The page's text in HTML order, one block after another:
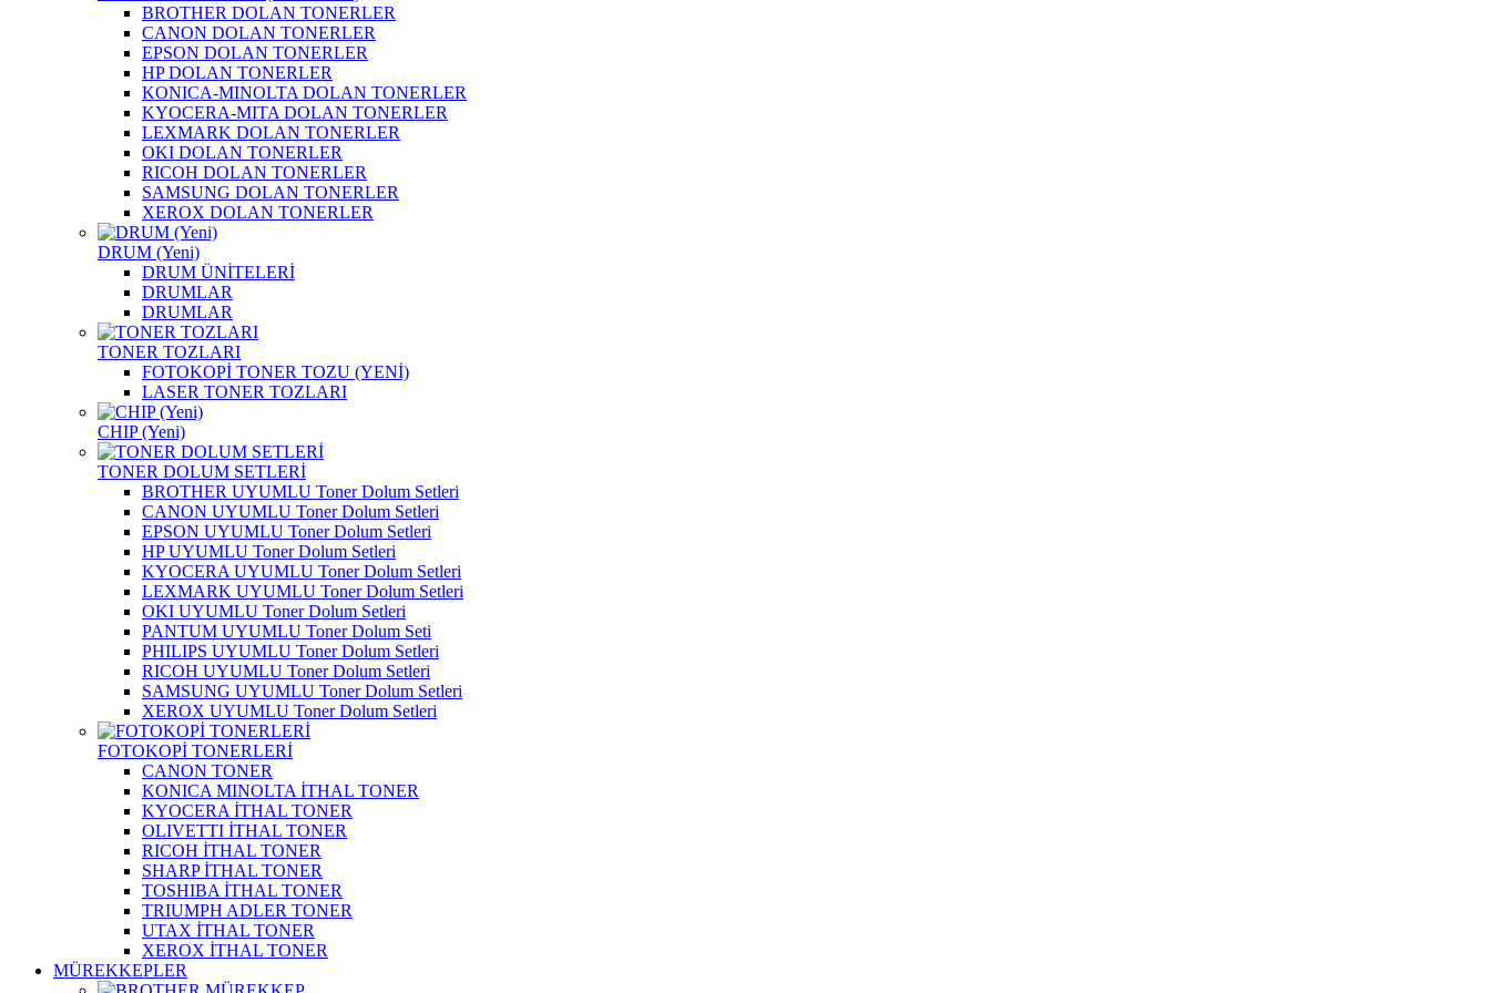
BROTHER DOLAN TONERLER
CANON DOLAN TONERLER
EPSON DOLAN TONERLER
HP DOLAN TONERLER
KONICA-MINOLTA DOLAN TONERLER
KYOCERA-MITA DOLAN TONERLER
LEXMARK DOLAN TONERLER
OKI DOLAN TONERLER
RICOH DOLAN TONERLER
SAMSUNG DOLAN TONERLER
XEROX DOLAN TONERLER
DRUM (Yeni)
DRUM ÜNİTELERİ
DRUMLAR
DRUMLAR
TONER TOZLARI
FOTOKOPİ TONER TOZU (YENİ)
LASER TONER TOZLARI
CHIP (Yeni)
TONER DOLUM SETLERİ
BROTHER UYUMLU Toner Dolum Setleri
CANON UYUMLU Toner Dolum Setleri
EPSON UYUMLU Toner Dolum Setleri
HP UYUMLU Toner Dolum Setleri
KYOCERA UYUMLU Toner Dolum Setleri
LEXMARK UYUMLU Toner Dolum Setleri
OKI UYUMLU Toner Dolum Setleri
PANTUM UYUMLU Toner Dolum Seti
PHILIPS UYUMLU Toner Dolum Setleri
RICOH UYUMLU Toner Dolum Setleri
SAMSUNG UYUMLU Toner Dolum Setleri
XEROX UYUMLU Toner Dolum Setleri
FOTOKOPİ TONERLERİ
CANON TONER
KONICA MINOLTA İTHAL TONER
KYOCERA İTHAL TONER
OLIVETTI İTHAL TONER
RICOH İTHAL TONER
SHARP İTHAL TONER
TOSHIBA İTHAL TONER
TRIUMPH ADLER TONER
UTAX İTHAL TONER
XEROX İTHAL TONER
MÜREKKEPLER